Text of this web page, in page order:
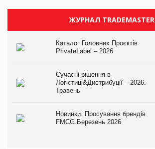
ЖУРНАЛ TRADEMASTER
Каталог Головних Проєктів
PrivateLabel – 2026
Сучасні рішення в
Логістиці&Дистрибуції – 2026.
Травень
Новинки. Просування брендів
FMCG.Березень 2026